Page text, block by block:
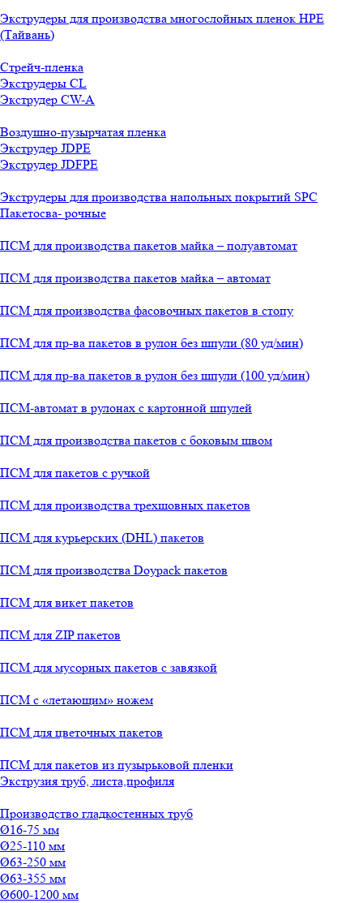
Экструдеры для производства многослойных пленок HPE
(Тайвань)
Стрейч-пленка
Экструдеры CL
Экструдер CW-A
Воздушно-пузырчатая пленка
Экструдер JDPE
Экструдер JDFPE
Экструдеры для производства напольных покрытий SPC
Пакетосва- рочные
ПСМ для производства пакетов майка – полуавтомат
ПСМ для производства пакетов майка – автомат
ПСМ для производства фасовочных пакетов в стопу
ПСМ для пр-ва пакетов в рулон без шпули (80 уд/мин)
ПСМ для пр-ва пакетов в рулон без шпули (100 уд/мин)
ПСМ-автомат в рулонах с картонной шпулей
ПСМ для производства пакетов с боковым швом
ПСМ для пакетов с ручкой
ПСМ для производства трехшовных пакетов
ПСМ для курьерских (DHL) пакетов
ПСМ для производства Doypack пакетов
ПСМ для викет пакетов
ПСМ для ZIP пакетов
ПСМ для мусорных пакетов с завязкой
ПСМ с «летающим» ножем
ПСМ для цветочных пакетов
ПСМ для пакетов из пузырьковой пленки
Экструзия труб, листа,профиля
Производство гладкостенных труб
Ø16-75 мм
Ø25-110 мм
Ø63-250 мм
Ø63-355 мм
Ø600-1200 мм